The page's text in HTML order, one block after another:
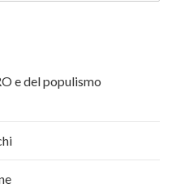
e del populismo